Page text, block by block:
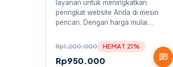
layanan untuk meningkatkan
peringkat website Anda di mesin
pencari. Dengan harga mulai…
Rp1.200.000
Rp950.000
HEMAT 21%
chat